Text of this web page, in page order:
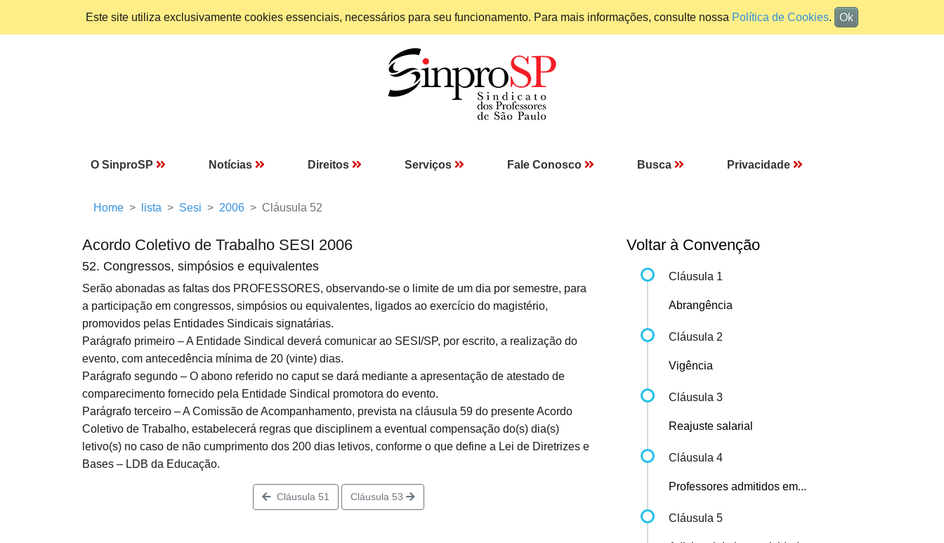
Este site utiliza exclusivamente cookies essenciais, necessários para seu funcionamento. Para mais informações, consulte nossa Política de Cookies. Ok
O SinproSP Notícias Direitos Serviços Fale Conosco Busca Privacidade
Home lista Sesi 2006 Cláusula 52
Acordo Coletivo de Trabalho SESI 2006
52. Congressos, simpósios e equivalentes
Serão abonadas as faltas dos PROFESSORES, observando-se o limite de um dia por semestre, para
a participação em congressos, simpósios ou equivalentes, ligados ao exercício do magistério,
promovidos pelas Entidades Sindicais signatárias.
Parágrafo primeiro – A Entidade Sindical deverá comunicar ao SESI/SP, por escrito, a realização do
evento, com antecedência mínima de 20 (vinte) dias.
Parágrafo segundo – O abono referido no caput se dará mediante a apresentação de atestado de
comparecimento fornecido pela Entidade Sindical promotora do evento.
Parágrafo terceiro – A Comissão de Acompanhamento, prevista na cláusula 59 do presente Acordo
Coletivo de Trabalho, estabelecerá regras que disciplinem a eventual compensação do(s) dia(s)
letivo(s) no caso de não cumprimento dos 200 dias letivos, conforme o que define a Lei de Diretrizes e
Bases – LDB da Educação.
Cláusula 51 Cláusula 53
Voltar à Convenção
Cláusula 1
Abrangência
Cláusula 2
Vigência
Cláusula 3
Reajuste salarial
Cláusula 4
Professores admitidos em...
Cláusula 5